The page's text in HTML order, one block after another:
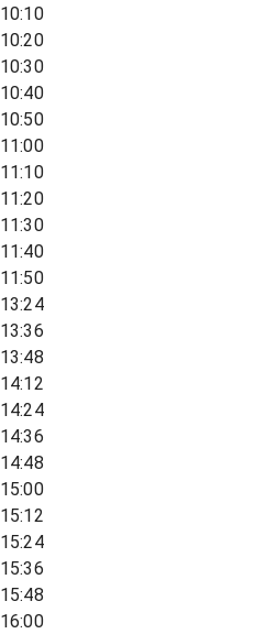
10:10
10:20
10:30
10:40
10:50
11:00
11:10
11:20
11:30
11:40
11:50
13:24
13:36
13:48
14:12
14:24
14:36
14:48
15:00
15:12
15:24
15:36
15:48
16:00